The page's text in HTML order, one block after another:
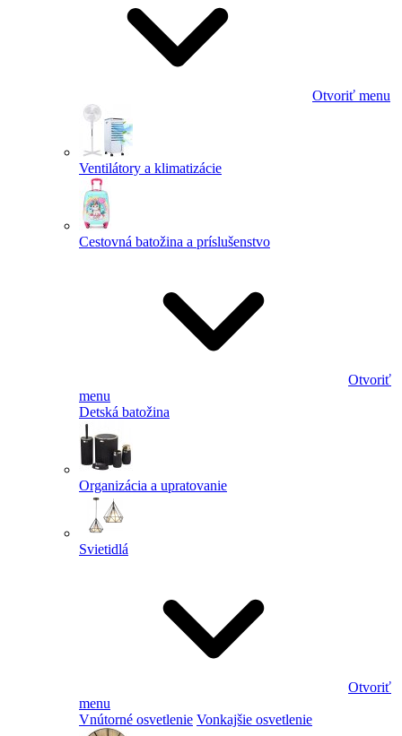
Otvoriť menu
Ventilátory a klimatizácie
Cestovná batožina a príslušenstvo
Otvoriť
menu
Detská batožina
Organizácia a upratovanie
Svietidlá
Otvoriť
menu
Vnútorné osvetlenie Vonkajšie osvetlenie